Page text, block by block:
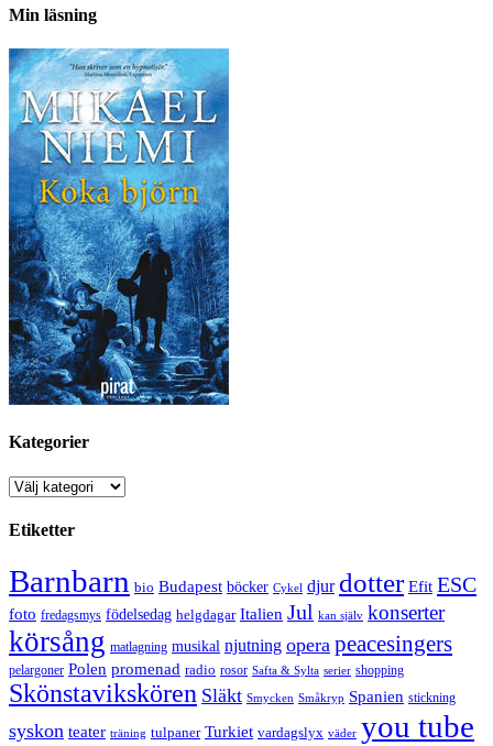
Min läsning
Kategorier
Kategorier
Etiketter
Barnbarn bio Budapest böcker Cykel djur dotter Efit ESC
foto fredagsmys födelsedag helgdagar Italien Jul kan själv konserter
körsång matlagning musikal njutning opera peacesingers
pelargoner Polen promenad radio rosor Safta & Sylta serier shopping
Skönstavikskören Släkt Smycken Småkryp Spanien stickning
syskon teater träning tulpaner Turkiet vardagslyx väder you tube